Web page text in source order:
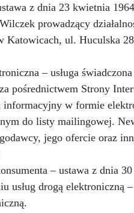
z dnia 23 kwietnia
prowadzący
Katowicach, ul. Huculska
– usługa
pośrednictwem Strony
w formie
do listy mailingowej.
jego ofercie oraz
– ustawa z dnia
usług drogą elektroniczną